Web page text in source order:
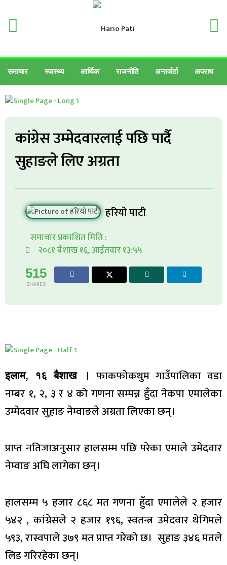
समाचार स्वास्थ्य आर्थिक राजनीति अन्तर्वार्ता अपराध
कांग्रेस उम्मेदवारलाई पछि पार्दै
सुहाङले लिए अग्रता
हरियो पाटी
समाचार प्रकाशित मिति :
२०८१ बैशाख १६, आईतवार १३:५५
515
SHARES
इलाम, १६ बैशाख ।
फाकफोकथुम गाउँपालिका वडा
नम्बर १, २, ३ र ४ को गणना सम्पन्न हुँदा नेकपा एमालेका
उम्मेदवार सुहाङ नेम्वाङले अग्रता लिएका छन्।
प्राप्त नतिजाअनुसार हालसम्म पछि परेका एमाले उमेदवार
नेम्वाङ अघि लागेका छन्।
हालसम्म ५ हजार ८६८ मत गणना हुँदा एमालेले २ हजार
५४२ , कांग्रेसले २ हजार १९६, स्वतन्त्र उमेदवार थेगिमले
५९३, रास्वपाले ३७९ मत प्राप्त गरेको छ। सुहाङ ३४६ मतले
लिड गरिरहेका छन्।